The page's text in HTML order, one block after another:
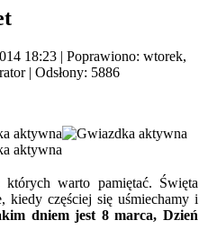
18:23 | Poprawiono: wtorek,
| Odsłony: 5886
warto pamiętać. Święta
kiedy częściej się uśmiechamy i
dniem jest 8 marca, Dzień